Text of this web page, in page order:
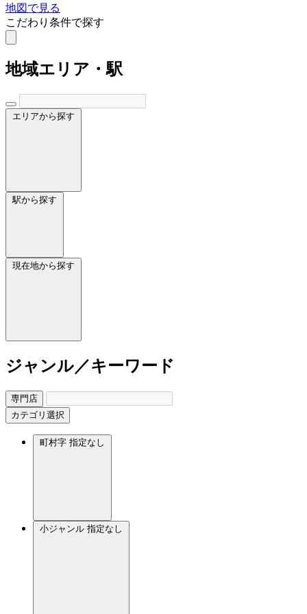
地図で見る
こだわり条件で探す
地域エリア・駅
エリアから探す
駅から探す
現在地から探す
ジャンル／キーワード
専門店
カテゴリ選択
町村字 指定なし
小ジャンル 指定なし